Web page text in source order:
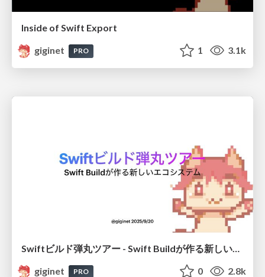
Inside of Swift Export
giginet
PRO 1 3.1k
Swiftビルド弾丸ツアー - Swift Buildが作る新しいエコシステム
giginet
PRO 0 2.8k